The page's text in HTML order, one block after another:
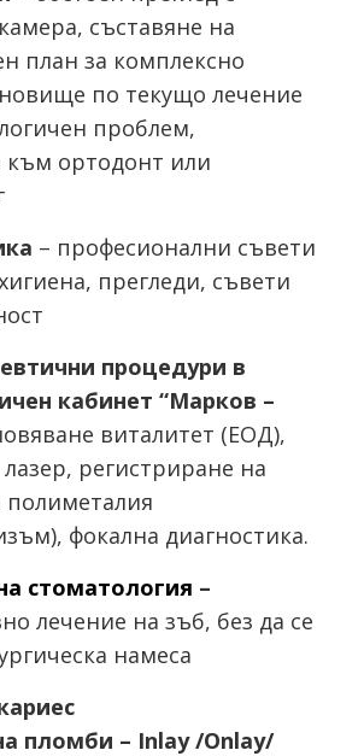
съставяне на
план за комплексно
по текущо лечение
проблем,
ортодонт или
– професионални съвети
прегледи, съвети
процедури в
кабинет “Марков –
виталитет (ЕОД),
регистриране на
полиметалия
фокална диагностика.
стоматология –
лечение на зъб, без да се
намеса
пломби – Inlay /Onlay/